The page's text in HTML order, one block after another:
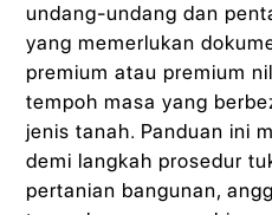
undang‑undang dan
yang memerlukan
premium atau premium
tempoh masa yang
jenis tanah. Panduan ini
demi langkah prosedur
pertanian bangunan,